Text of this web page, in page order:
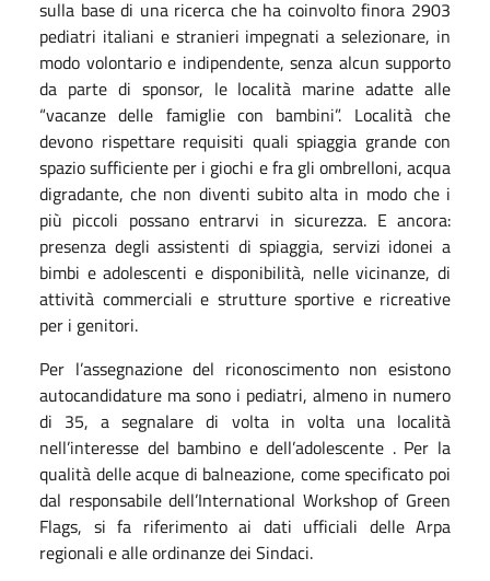
sulla base di una ricerca che ha coinvolto finora 2903
pediatri italiani e stranieri impegnati a selezionare, in
modo volontario e indipendente, senza alcun supporto
da parte di sponsor, le località marine adatte alle
“vacanze delle famiglie con bambini”. Località che
devono rispettare requisiti quali spiaggia grande con
spazio sufficiente per i giochi e fra gli ombrelloni, acqua
digradante, che non diventi subito alta in modo che i
più piccoli possano entrarvi in sicurezza. E ancora:
presenza degli assistenti di spiaggia, servizi idonei a
bimbi e adolescenti e disponibilità, nelle vicinanze, di
attività commerciali e strutture sportive e ricreative
per i genitori.
Per l’assegnazione del riconoscimento non esistono
autocandidature ma sono i pediatri, almeno in numero
di 35, a segnalare di volta in volta una località
nell’interesse del bambino e dell’adolescente . Per la
qualità delle acque di balneazione, come specificato poi
dal responsabile dell’International Workshop of Green
Flags, si fa riferimento ai dati ufficiali delle Arpa
regionali e alle ordinanze dei Sindaci.